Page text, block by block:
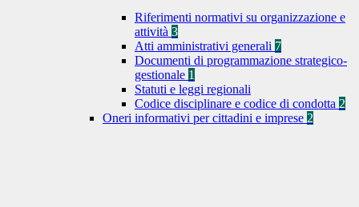
Riferimenti normativi su organizzazione e
attività 3
Atti amministrativi generali 7
Documenti di programmazione strategico-
gestionale 1
Statuti e leggi regionali
Codice disciplinare e codice di condotta 2
Oneri informativi per cittadini e imprese 2